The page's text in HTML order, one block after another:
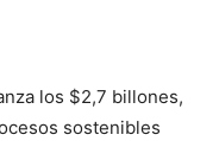
los $2,7 billones,
sostenibles